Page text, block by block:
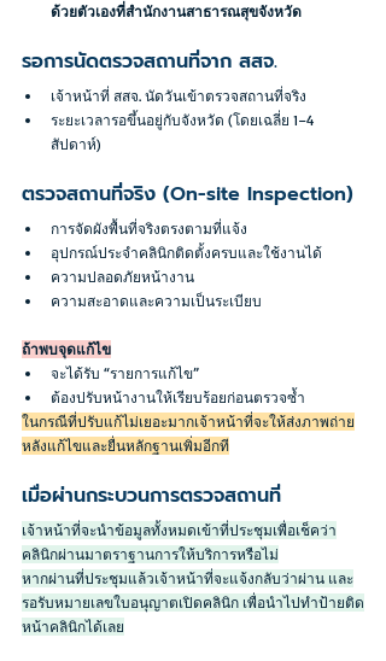
ด้วยตัวเองที่สำนักงานสาธารณสุขจังหวัด
รอการนัดตรวจสถานที่จาก สสจ.
เจ้าหน้าที่ สสจ. นัดวันเข้าตรวจสถานที่จริง
ระยะเวลารอขึ้นอยู่กับจังหวัด (โดยเฉลี่ย 1–4
สัปดาห์)
ตรวจสถานที่จริง (On-site Inspection)
การจัดผังพื้นที่จริงตรงตามที่แจ้ง
อุปกรณ์ประจำคลินิกติดตั้งครบและใช้งานได้
ความปลอดภัยหน้างาน
ความสะอาดและความเป็นระเบียบ
ถ้าพบจุดแก้ไข
จะได้รับ “รายการแก้ไข”
ต้องปรับหน้างานให้เรียบร้อยก่อนตรวจซ้ำ
ในกรณีที่ปรับแก้ไม่เยอะมากเจ้าหน้าที่จะให้ส่งภาพถ่าย
หลังแก้ไขและยื่นหลักฐานเพิ่มอีกที
เมื่อผ่านกระบวนการตรวจสถานที่
เจ้าหน้าที่จะนำข้อมูลทั้งหมดเข้าที่ประชุมเพื่อเช็คว่า
คลินิกผ่านมาตราฐานการให้บริการหรือไม่
หากผ่านที่ประชุมแล้วเจ้าหน้าที่จะแจ้งกลับว่าผ่าน และ
รอรับหมายเลขใบอนุญาตเปิดคลินิก เพื่อนำไปทำป้ายติด
หน้าคลินิกได้เลย